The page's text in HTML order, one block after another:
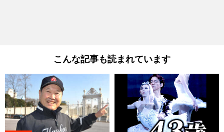
こんな記事も読まれています